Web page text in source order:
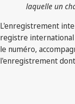
laquelle un
L'enregistrement
registre
le numéro,
l'enregistrement